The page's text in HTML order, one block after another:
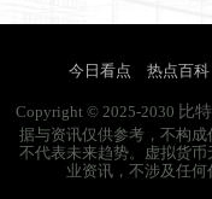
今日看点 热点百科
Copyright © 2025-2030 比
据与资讯仅供参考，不构
不代表未来趋势。虚拟货币
业资讯，不涉及任